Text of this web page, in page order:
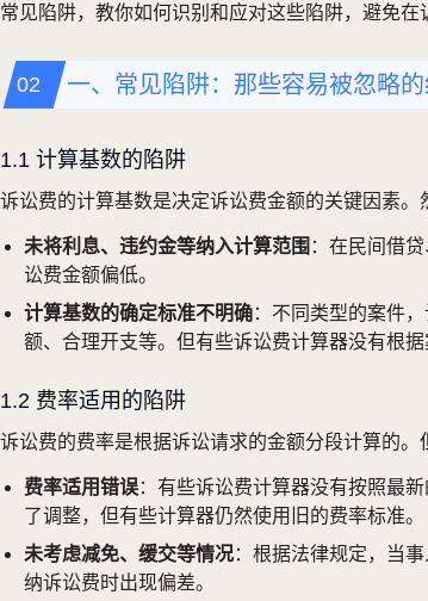
常见陷阱，教你如何识别和应对这些陷阱，避免在
一、常见陷阱：那些容易被忽略
1.1 计算基数的陷阱
诉讼费的计算基数是决定诉讼费金额的关键因素
未将利息、违约金等纳入计算范围 ：在民间借
讼费金额偏低。
计算基数的确定标准不明确：不同类型的案件
额、合理开支等。但有些诉讼费计算器没有根
1.2 费率适用的陷阱
诉讼费的费率是根据诉讼请求的金额分段计算的。
费率适用错误：有些诉讼费计算器没有按照最
了调整，但有些计算器仍然使用旧的费率标准。
未考虑减免、缓交等情况：根据法律规定，当
纳诉讼费时出现偏差。